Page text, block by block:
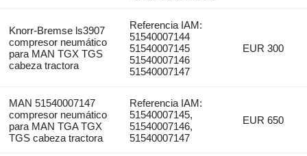
Knorr-Bremse ls3907
compresor neumático
para MAN TGX TGS
cabeza tractora
Referencia IAM:
51540007144
51540007145
51540007146
51540007147
EUR 300
MAN 51540007147
compresor neumático
para MAN TGA TGX
TGS cabeza tractora
Referencia IAM:
51540007145,
51540007146,
51540007147
EUR 650